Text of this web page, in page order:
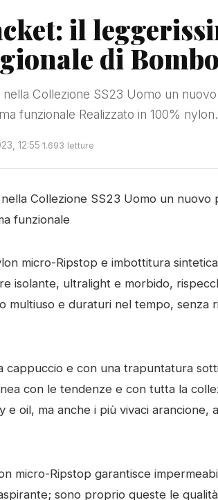
il
di
Collezione SS23 Uomo un
funzionale Realizzato in 100% nylon.
12:55·1.693 letture
Collezione SS23 Uomo un
funzionale
micro-Ripstop e imbottitura
isolante, ultralight e morbido,
multiuso e duraturi nel tempo, senza
cappuccio e con una trapuntatura
con le tendenze e con tutta la
e oil, ma anche i più vivaci arancione,
micro-Ripstop garantisce
sono proprio queste le